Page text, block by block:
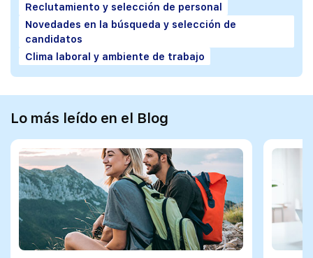
Reclutamiento y selección de personal
Novedades en la búsqueda y selección de
candidatos
Clima laboral y ambiente de trabajo
Lo más leído en el Blog